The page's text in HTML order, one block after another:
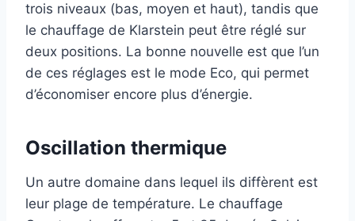
trois niveaux (bas, moyen et haut), tandis que
le chauffage de Klarstein peut être réglé sur
deux positions. La bonne nouvelle est que l’un
de ces réglages est le mode Eco, qui permet
d’économiser encore plus d’énergie.
Oscillation thermique
Un autre domaine dans lequel ils diffèrent est
leur plage de température. Le chauffage